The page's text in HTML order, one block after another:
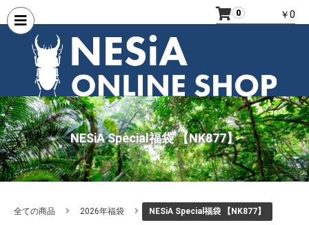
0 ￥0
NESiA Special福袋 【NK877】
全ての商品 2026年福袋 NESiA Special福袋 【NK877】